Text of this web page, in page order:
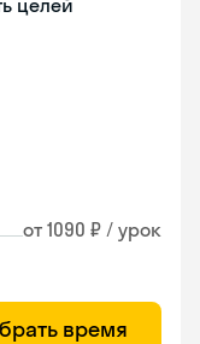
целей
от 1090 ₽ / урок
время